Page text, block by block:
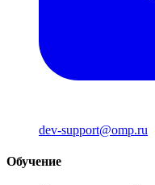
dev-support@omp.ru
Обучение